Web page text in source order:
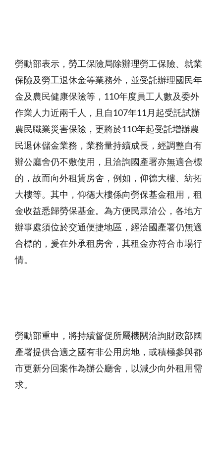
勞動部表示，勞工保險局除辦理勞工保險、就業
保險及勞工退休金等業務外，並受託辦理國民年
金及農民健康保險等， 110年度員工人數及委外
作業人力近兩千人，且自 107年11月起受託試辦
農民職業災害保險，更將於110年起受託增辦農
民退休儲金業務，業務量持續成長，經調整自有
辦公廳舍仍不敷使用，且洽詢國產署亦無適合標
的，故而向外租賃房舍，例如，仰德大樓、紡拓
大樓等。其中，仰德大樓係向勞保基金租用，租
金收益悉歸勞保基金。為方便民眾洽公，各地方
辦事處須位於交通便捷地區，經洽國產署仍無適
合標的，爰在外承租房舍，其租金亦符合市場行
情。
勞動部重申，將持續督促所屬機關洽詢財政部國
產署提供合適之國有非公用房地，或積極參與都
市更新分回案作為辦公廳舍，以減少向外租用需
求。